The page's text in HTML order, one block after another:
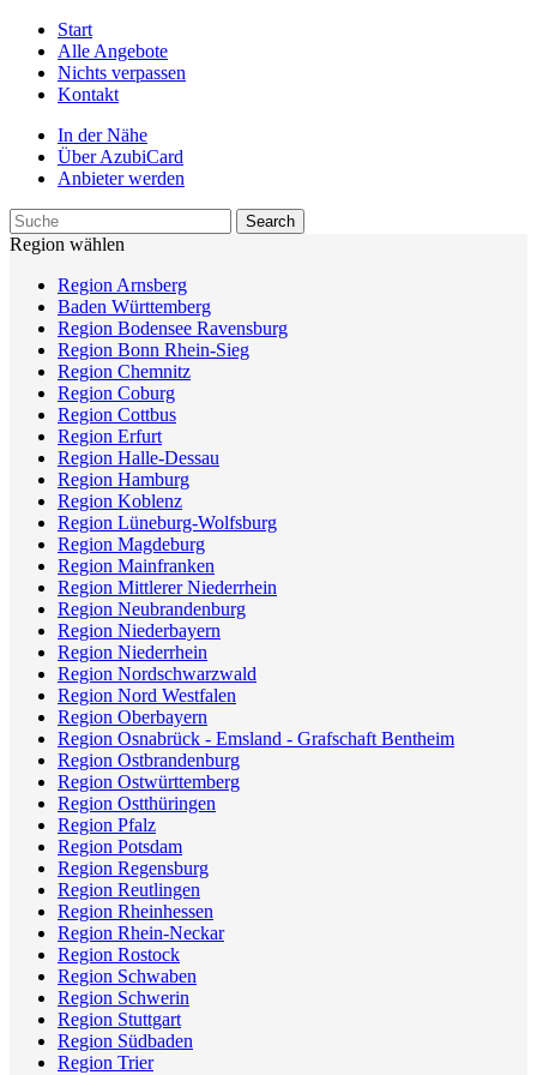
Start
Alle Angebote
Nichts verpassen
Kontakt
In der Nähe
Über AzubiCard
Anbieter werden
Region wählen
Region Arnsberg
Baden Württemberg
Region Bodensee Ravensburg
Region Bonn Rhein-Sieg
Region Chemnitz
Region Coburg
Region Cottbus
Region Erfurt
Region Halle-Dessau
Region Hamburg
Region Koblenz
Region Lüneburg-Wolfsburg
Region Magdeburg
Region Mainfranken
Region Mittlerer Niederrhein
Region Neubrandenburg
Region Niederbayern
Region Niederrhein
Region Nordschwarzwald
Region Nord Westfalen
Region Oberbayern
Region Osnabrück - Emsland - Grafschaft Bentheim
Region Ostbrandenburg
Region Ostwürttemberg
Region Ostthüringen
Region Pfalz
Region Potsdam
Region Regensburg
Region Reutlingen
Region Rheinhessen
Region Rhein-Neckar
Region Rostock
Region Schwaben
Region Schwerin
Region Stuttgart
Region Südbaden
Region Trier